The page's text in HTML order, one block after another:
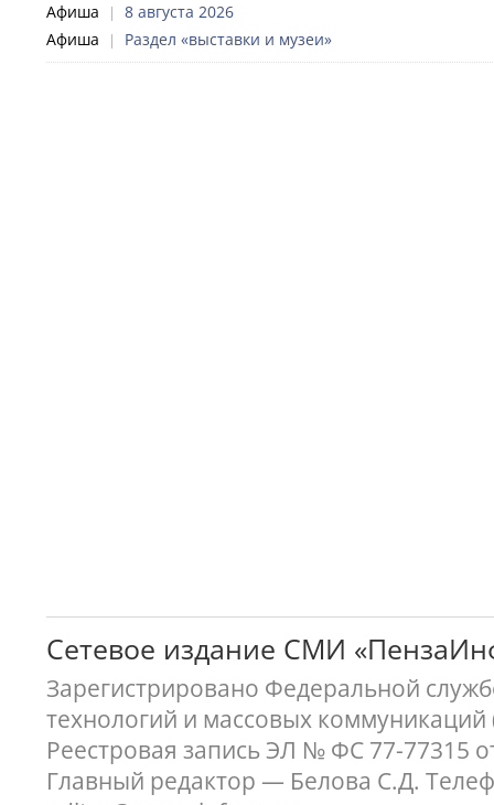
Афиша |
8 августа 2026
Афиша
| Раздел «выставки и музеи»
Сетевое издание СМИ
Зарегистрировано Федеральной
технологий и массовых коммуникаций
Реестровая запись ЭЛ № ФС 77-77315
Главный редактор — Белова С.Д.